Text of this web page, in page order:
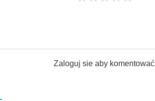
Zaloguj sie aby komentować